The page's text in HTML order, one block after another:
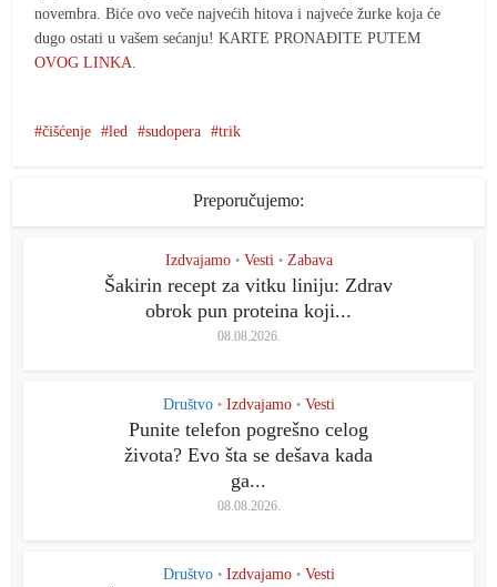
novembra. Biće ovo veče najvećih hitova i najveće žurke koja će
dugo ostati u vašem sećanju! KARTE PRONAĐITE PUTEM
OVOG LINKA.
čišćenje led sudopera trik
Preporučujemo:
Izdvajamo • Vesti • Zabava
Šakirin recept za vitku liniju: Zdrav
obrok pun proteina koji...
08.08.2026.
Društvo • Izdvajamo • Vesti
Punite telefon pogrešno celog
života? Evo šta se dešava kada
ga...
08.08.2026.
Društvo • Izdvajamo • Vesti